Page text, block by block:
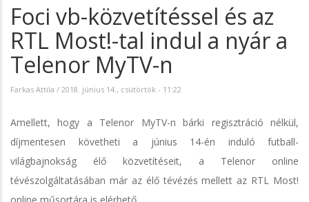
Foci vb-közvetítéssel és az
RTL Most!-tal indul a nyár a
Telenor MyTV-n
Farkas Attila / 2018. június 14., csütörtök - 11:22
Amellett, hogy a Telenor MyTV-n bárki regisztráció nélkül,
díjmentesen követheti a június 14-én induló futball-
világbajnokság élő közvetítéseit, a Telenor online
tévészolgáltatásában már az élő tévézés mellett az RTL Most!